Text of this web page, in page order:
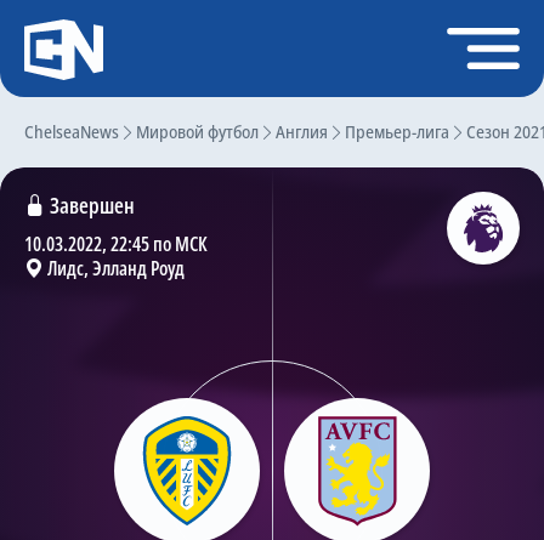
ChelseaNews Мировой футбол Англия Премьер-лига Сезон
Завершен
10.03.2022, 22:45 по МСК
Лидс, Элланд Роуд
Регистрация
Главная
Чат
Трансферы
Статистика
Календарь игр
Состав команды